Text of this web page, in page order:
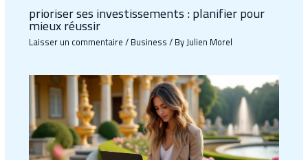
prioriser ses investissements : planifier pour
mieux réussir
Laisser un commentaire/Business/ ByJulien Morel